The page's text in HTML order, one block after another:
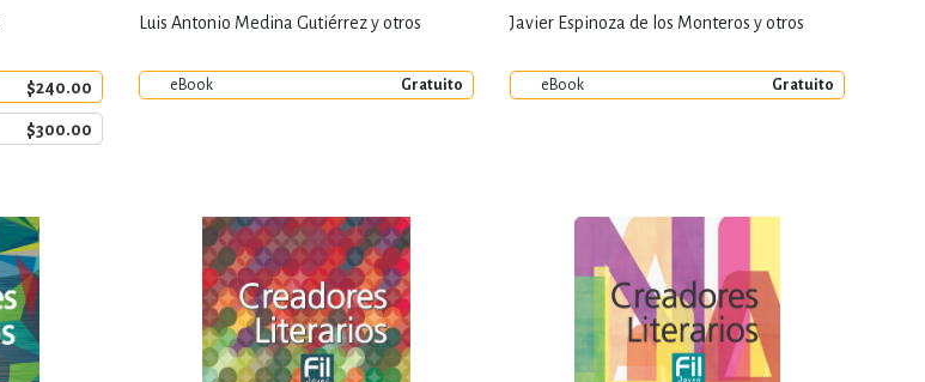
$240.00
$300.00
Luis Antonio Medina Gutiérrez y otros
eBook Gratuito
Javier Espinoza de los Monteros y otros
eBook Gratuito